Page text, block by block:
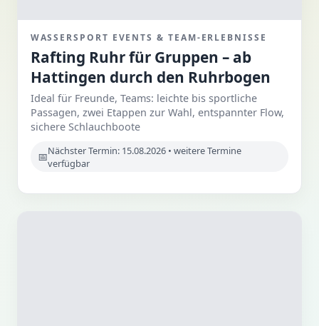
WASSERSPORT EVENTS & TEAM-ERLEBNISSE
Rafting Ruhr für Gruppen – ab
Hattingen durch den Ruhrbogen
Ideal für Freunde, Teams: leichte bis sportliche
Passagen, zwei Etappen zur Wahl, entspannter Flow,
sichere Schlauchboote
Nächster Termin: 15.08.2026 • weitere Termine
verfügbar